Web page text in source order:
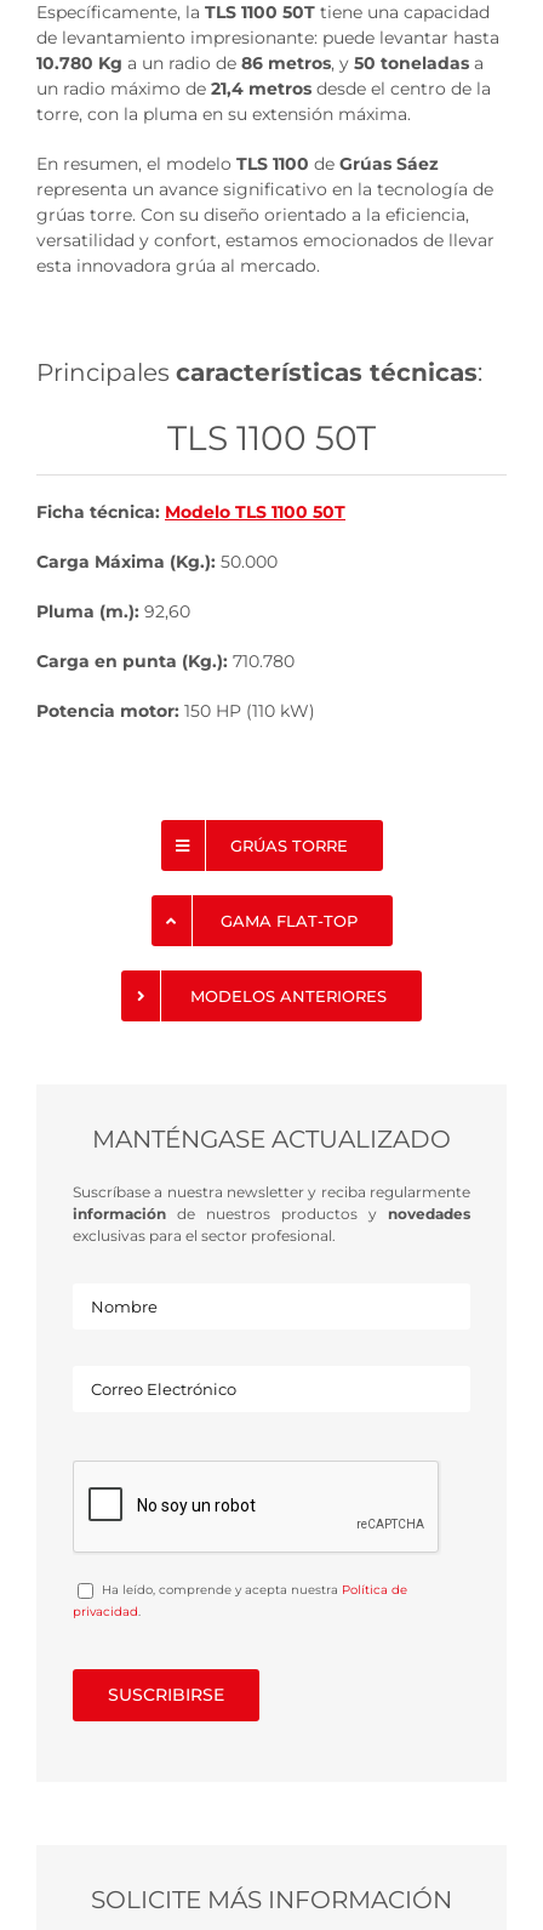
Específicamente, la TLS 1100 50T tiene una capacidad
de levantamiento impresionante: puede levantar hasta
10.780 Kg a un radio de 86 metros, y 50 toneladas a
un radio máximo de 21,4 metros desde el centro de la
torre, con la pluma en su extensión máxima.
En resumen, el modelo TLS 1100 de Grúas Sáez
representa un avance significativo en la tecnología de
grúas torre. Con su diseño orientado a la eficiencia,
versatilidad y confort, estamos emocionados de llevar
esta innovadora grúa al mercado.
Principales características técnicas:
TLS 1100 50T
Ficha técnica: Modelo TLS 1100 50T
Carga Máxima (Kg.): 50.000
Pluma (m.): 92,60
Carga en punta (Kg.): 710.780
Potencia motor: 150 HP (110 kW)
GRÚAS TORRE
GAMA FLAT-TOP
MODELOS ANTERIORES
MANTÉNGASE ACTUALIZADO
Suscríbase a nuestra newsletter y reciba regularmente
información de nuestros productos y novedades
exclusivas para el sector profesional.
Ha leído, comprende y acepta nuestra Política de
privacidad.
SOLICITE MÁS INFORMACIÓN